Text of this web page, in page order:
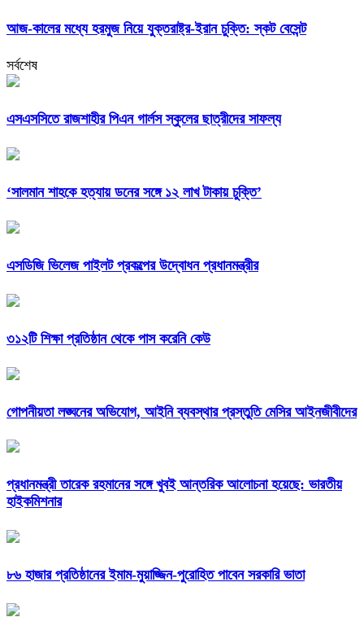
আজ-কালের মধ্যে হরমুজ নিয়ে যুক্তরাষ্ট্র-ইরান চুক্তি: স্কট বেসেন্ট
সর্বশেষ
এসএসসিতে রাজশাহীর পিএন গার্লস স্কুলের ছাত্রীদের সাফল্য
‘সালমান শাহকে হত্যায় ডনের সঙ্গে ১২ লাখ টাকায় চুক্তি’
এসডিজি ভিলেজ পাইলট প্রকল্পের উদ্বোধন প্রধানমন্ত্রীর
৩১২টি শিক্ষা প্রতিষ্ঠান থেকে পাস করেনি কেউ
গোপনীয়তা লঙ্ঘনের অভিযোগ, আইনি ব্যবস্থার প্রস্তুতি মেসির আইনজীবীদের
প্রধানমন্ত্রী তারেক রহমানের সঙ্গে খুবই আন্তরিক আলোচনা হয়েছে: ভারতীয়
হাইকমিশনার
৮৬ হাজার প্রতিষ্ঠানের ইমাম-মুয়াজ্জিন-পুরোহিত পাবেন সরকারি ভাতা